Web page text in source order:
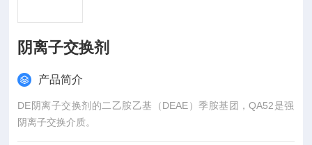
阴离子交换剂
产品简介
DE阴离子交换剂的二乙胺乙基（DEAE）季胺基团，QA52是强
阴离子交换介质。